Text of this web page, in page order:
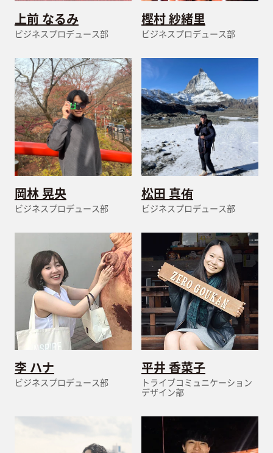
上前 なるみ
ビジネスプロデュース部
樫村 紗緒里
ビジネスプロデュース部
岡林 晃央
ビジネスプロデュース部
松田 真侑
ビジネスプロデュース部
李 ハナ
ビジネスプロデュース部
平井 香菜子
トライブコミュニケーション
デザイン部